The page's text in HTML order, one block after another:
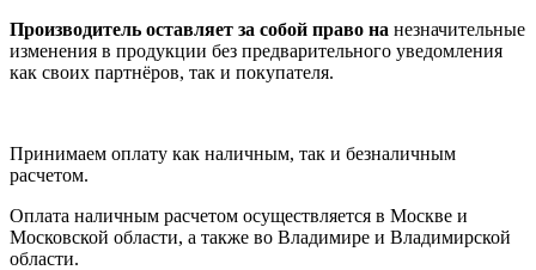
Производитель оставляет за собой право на незначительные
изменения в продукции без предварительного уведомления
как своих партнёров, так и покупателя.
Принимаем оплату как наличным, так и безналичным
расчетом.
Оплата наличным расчетом осуществляется в Москве и
Московской области, а также во Владимире и Владимирской
области.